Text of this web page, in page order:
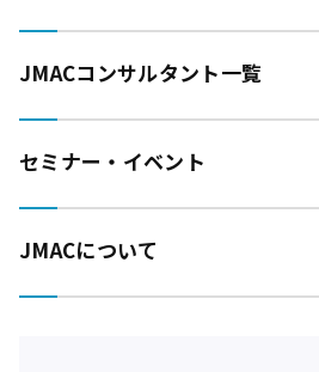
JMACコンサルタント一覧
セミナー・イベント
JMACについて